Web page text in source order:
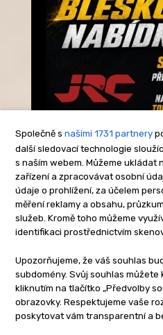
Společně s našimi 1731 partnery
další sledovací technologie
s naším webem. Můžeme ukládat
zařízení a zpracovávat osobní
údaje o prohlížení, za účelem
měření reklamy a obsahu,
služeb. Kromě toho můžeme
identifikaci prostřednictvím
Upozorňujeme, že váš souhlas
subdomény. Svůj souhlas
kliknutím na tlačítko „Předvolby
obrazovky. Respektujeme vaše
poskytovat vám transparentní a
-